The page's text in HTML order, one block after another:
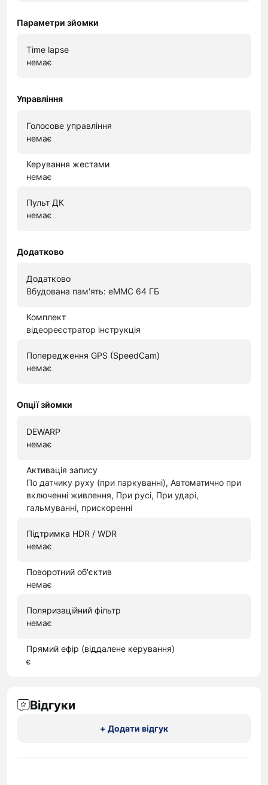
Параметри зйомки
Time lapse
немає
Управління
Голосове управління
немає
Керування жестами
немає
Пульт ДК
немає
Додатково
Додатково
Вбудована пам'ять: eMMC 64 ГБ
Комплект
відеореєстратор інструкція
Попередження GPS (SpeedCam)
немає
Опції зйомки
DEWARP
немає
Активація запису
По датчику руху (при паркуванні), Автоматично при
включенні живлення, При русі, При ударі,
гальмуванні, прискоренні
Підтримка HDR / WDR
немає
Поворотний об'єктив
немає
Поляризаційний фільтр
немає
Прямий ефір (віддалене керування)
є
Відгуки
+ Додати відгук